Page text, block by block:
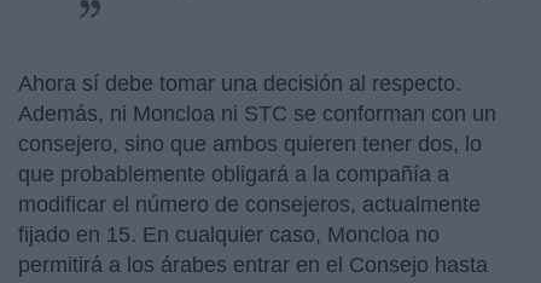
Ahora sí debe tomar una decisión al respecto.
Además, ni Moncloa ni STC se conforman con un
consejero, sino que ambos quieren tener dos, lo
que probablemente obligará a la compañía a
modificar el número de consejeros, actualmente
fijado en 15. En cualquier caso, Moncloa no
permitirá a los árabes entrar en el Consejo hasta